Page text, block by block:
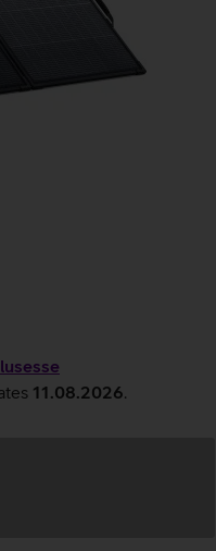
11.08.2026